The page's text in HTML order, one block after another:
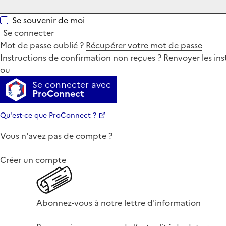
Se souvenir de moi
Se connecter
Mot de passe oublié ? Récupérer votre mot de passe
Instructions de confirmation non reçues ? Renvoyer les
ou
Se connecter avec
ProConnect
Qu'est-ce que ProConnect ?
Vous n'avez pas de compte ?
Créer un compte
Abonnez-vous à notre lettre d'information